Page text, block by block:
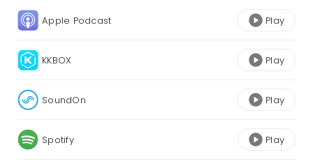
Apple Podcast Play
KKBOX Play
SoundOn Play
Spotify Play